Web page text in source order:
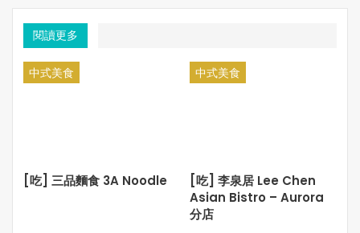
炮便由木乃伊 Mummy 開始, 這是個頗奇怪的設計, 簡單來說,
便是像複仇者聯盟和正義聯盟那樣, 由集合超級英雄變成集
合西方經典妖魔鬼怪…
妖怪電影計劃……
是而, The Mummy 拍來是有點本末倒置了, 事關電影中的
Mummy 女木乃伊成了茄哩啡式的配角, 屬妹仔大過主人婆,
閱讀更多
中式美食
[吃] 三品麵食 3A Noodle
中式美食
[吃] 李泉居 Lee Chen
Asian Bistro – Aurora
分店